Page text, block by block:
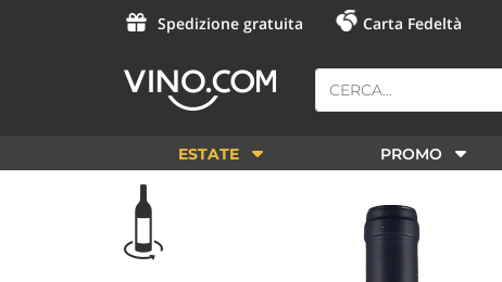
Spedizione gratuita Carta Fedeltà
ESTATE PROMO